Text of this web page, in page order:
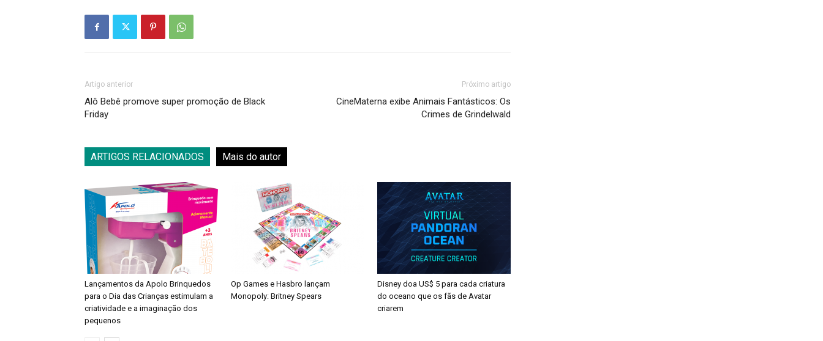
Artigo anterior
Alô Bebê promove super promoção de Black
Friday
Próximo artigo
CineMaterna exibe Animais Fantásticos: Os
Crimes de Grindelwald
ARTIGOS RELACIONADOS Mais do autor
Lançamentos da Apolo Brinquedos
para o Dia das Crianças estimulam a
criatividade e a imaginação dos
pequenos
Op Games e Hasbro lançam
Monopoly: Britney Spears
Disney doa US$ 5 para cada criatura
do oceano que os fãs de Avatar
criarem